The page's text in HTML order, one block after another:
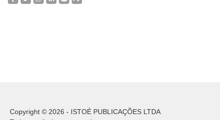
Copyright © 2026 - ISTOÉ PUBLICAÇÕES LTDA